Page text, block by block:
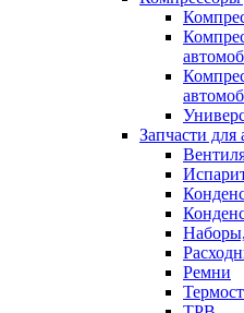
Запчасти для
Ремни